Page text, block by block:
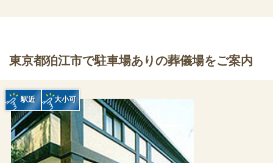
東京都狛江市で駐車場ありの葬儀場をご案内
駅近 大小可